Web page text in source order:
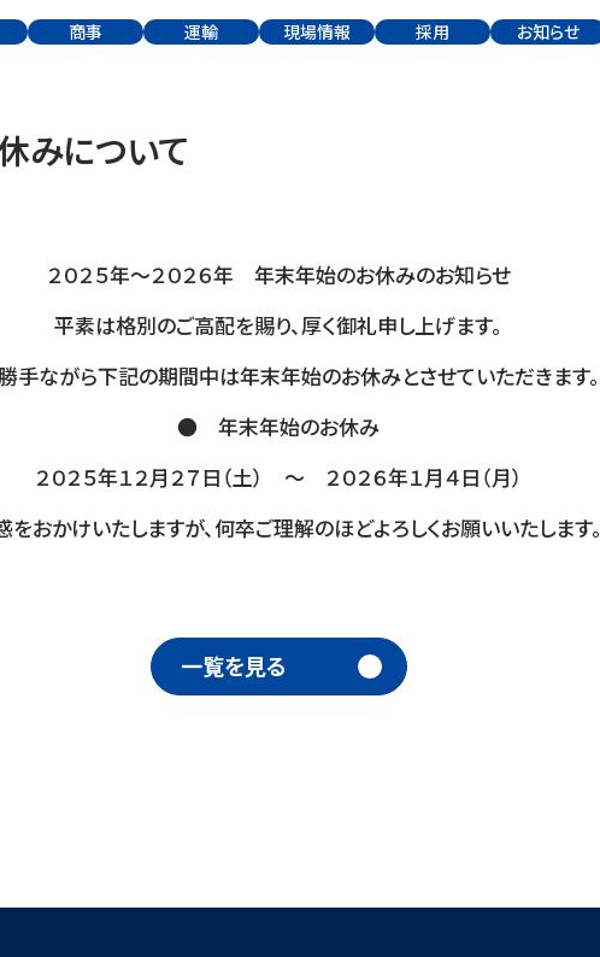
商事 運輸 現場情報 採用 お知らせ
みについて
２０２５年～２０２６年 年末年始のお休みのお知らせ
平素は格別のご高配を賜り、厚く御礼申し上げます。
手ながら下記の期間中は年末年始のお休みとさせていただきます。
● 年末年始のお休み
２０２５年１２月２７日（土） ～ ２０２６年１月４日（月）
をおかけいたしますが、何卒ご理解のほどよろしくお願いいたします。
一覧を見る